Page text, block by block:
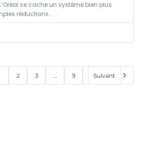
se cache un système bien plus
réductions…
2 3 ... 9 Suivant